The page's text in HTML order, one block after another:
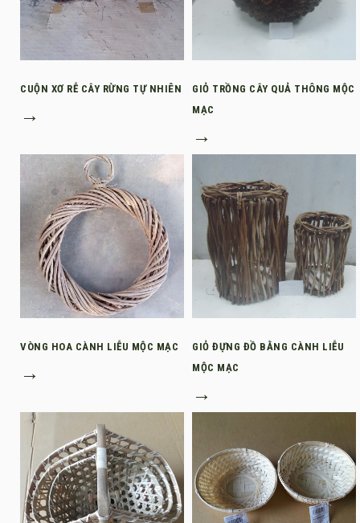
CUỘN XƠ RỄ CÂY RỪNG TỰ NHIÊN
→
GIỎ TRỒNG CÂY QUẢ THÔNG MỘC
MẠC
→
VÒNG HOA CÀNH LIỄU MỘC MẠC
→
GIỎ ĐỰNG ĐỒ BẰNG CÀNH LIỄU
MỘC MẠC
→